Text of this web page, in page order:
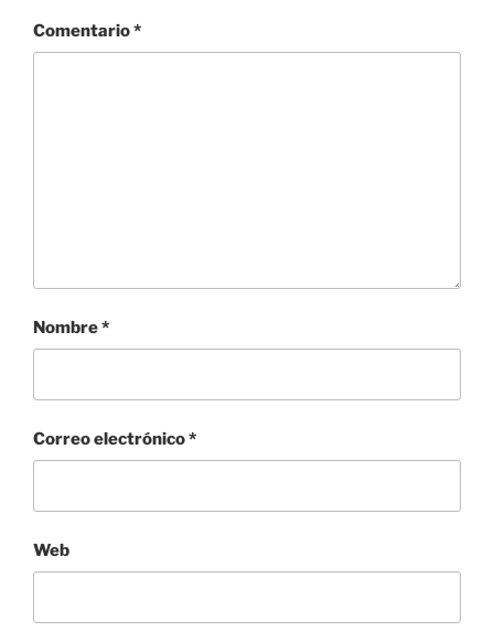
Comentario*
Nombre*
Correo electrónico*
Web